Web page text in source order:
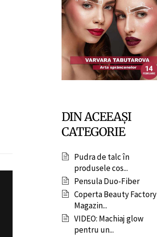
DIN ACEEAȘI
CATEGORIE
Pudra de talc în
produsele cos...
Pensula Duo-Fiber
Coperta Beauty Factory
Magazin...
VIDEO: Machiaj glow
pentru un...